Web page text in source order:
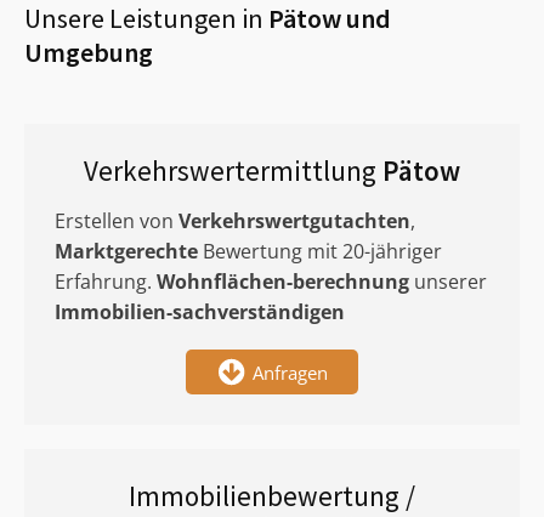
Unsere Leistungen in Pätowund
Umgebung
Verkehrswertermittlung Pätow
Erstellen von Verkehrswertgutachten,
Marktgerechte Bewertung mit 20-jähriger
Erfahrung. Wohnflächen-berechnung unserer
Immobilien-sachverständigen
Anfragen
Immobilienbewertung /